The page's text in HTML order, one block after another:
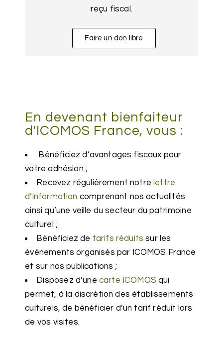
reçu fiscal.
Faire un don libre
En devenant bienfaiteur
d'ICOMOS France, vous :
Bénéficiez d’avantages fiscaux pour
votre adhésion ;
Recevez régulièrement notre lettre
d’information comprenant nos actualités
ainsi qu’une veille du secteur du patrimoine
culturel ;
Bénéficiez de tarifs réduits sur les
événements organisés par ICOMOS France
et sur nos publications ;
Disposez d’une carte ICOMOSqui
permet, à la discrétion des établissements
culturels, de bénéficier d’un tarif réduit lors
de vos visites.